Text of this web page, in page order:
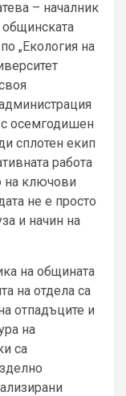
– началник
общинската
„Екология на
с осемгодишен
сплотен екип
работа
на ключови
не е просто
и начин на
на общината
на отдела са
отпадъците и
на
са